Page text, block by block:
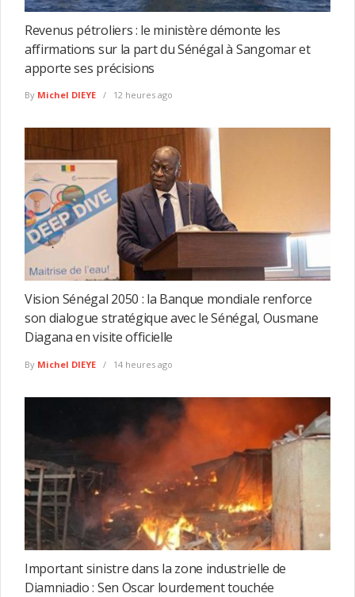
Revenus pétroliers : le ministère démonte les
affirmations sur la part du Sénégal à Sangomar et
apporte ses précisions
By Michel DIEYE 12 heures ago
Vision Sénégal 2050 : la Banque mondiale renforce
son dialogue stratégique avec le Sénégal, Ousmane
Diagana en visite officielle
By Michel DIEYE 14 heures ago
Important sinistre dans la zone industrielle de
Diamniadio : Sen Oscar lourdement touchée